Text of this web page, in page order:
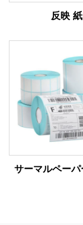
反映 紙
サーマルペー